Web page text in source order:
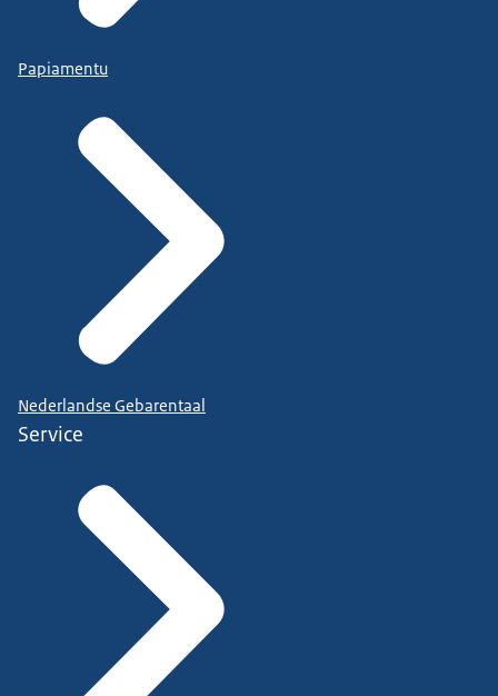
Papiamentu
Nederlandse Gebarentaal
Service